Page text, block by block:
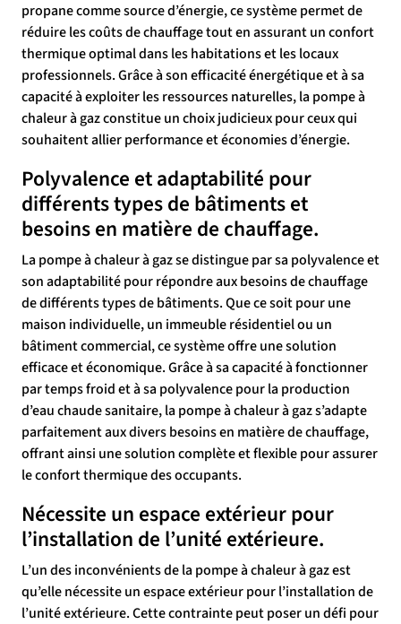
propane comme source d’énergie, ce système permet de
réduire les coûts de chauffage tout en assurant un confort
thermique optimal dans les habitations et les locaux
professionnels. Grâce à son efficacité énergétique et à sa
capacité à exploiter les ressources naturelles, la pompe à
chaleur à gaz constitue un choix judicieux pour ceux qui
souhaitent allier performance et économies d’énergie.
Polyvalence et adaptabilité pour
différents types de bâtiments et
besoins en matière de chauffage.
La pompe à chaleur à gaz se distingue par sa polyvalence et
son adaptabilité pour répondre aux besoins de chauffage
de différents types de bâtiments. Que ce soit pour une
maison individuelle, un immeuble résidentiel ou un
bâtiment commercial, ce système offre une solution
efficace et économique. Grâce à sa capacité à fonctionner
par temps froid et à sa polyvalence pour la production
d’eau chaude sanitaire, la pompe à chaleur à gaz s’adapte
parfaitement aux divers besoins en matière de chauffage,
offrant ainsi une solution complète et flexible pour assurer
le confort thermique des occupants.
Nécessite un espace extérieur pour
l’installation de l’unité extérieure.
L’un des inconvénients de la pompe à chaleur à gaz est
qu’elle nécessite un espace extérieur pour l’installation de
l’unité extérieure. Cette contrainte peut poser un défi pour